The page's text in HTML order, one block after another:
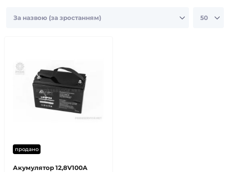
продано
Акумулятор 12,8V100A